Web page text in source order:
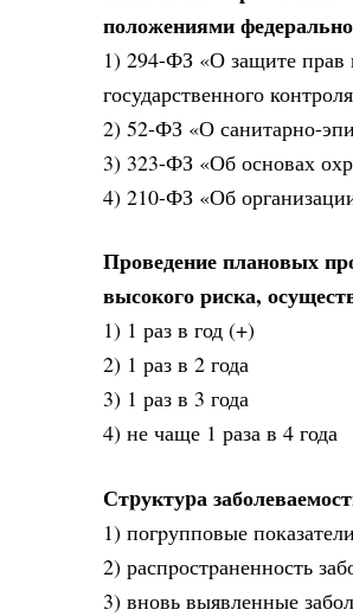
положениями
1) 294-ФЗ «О защите прав
государственного
2) 52-ФЗ «О санитарно-
3) 323-ФЗ «Об основах
4) 210-ФЗ «Об
Проведение плановых
высокого риска,
1) 1 раз в год (+)
2) 1 раз в 2 года
3) 1 раз в 3 года
4) не чаще 1 раза в 4 года
Стpуктуpа
1) погpупповые
2) распpостpаненность
3) вновь выявленные